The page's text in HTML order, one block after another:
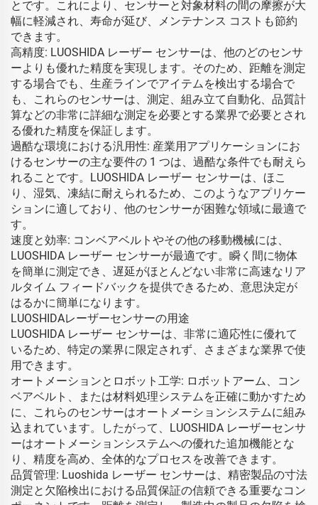
とです。これにより、センサーと対象材料の間の摩擦が大
幅に軽減され、寿命が延び、メンテナンス コストも節約
できます。
高精度: LUOSHIDA レーザー センサーは、他のどのセンサ
ーよりも優れた精度を実現します。そのため、距離を測定
する場合でも、生産ラインでアイテムを検出する場合で
も、これらのセンサーは、測定、組み立て自動化、品質計
算などの非常に詳細な測定を必要とする業界で必要とされ
る優れた精度を保証します。
過酷な環境における汎用性: 産業用アプリケーションにお
けるセンサーの主な要件の 1 つは、過酷な条件でも耐えら
れることです。LUOSHIDA レーザー センサーは、ほこ
り、湿気、凍結に耐えられるため、このようなアプリケー
ションに適しており、他のセンサーが困難な領域に最適で
す。
速度と効率: コンベアベルトやその他の移動機械には、
LUOSHIDA レーザー センサーが最適です。瞬く間に物体
を簡単に測定でき、遅延がほとんどない非常に高速なリア
ルタイム フィードバックを提供できるため、意思決定が
はるかに簡単になります。
LUOSHIDAレーザーセンサーの用途
LUOSHIDA レーザー センサーは、非常に適応性に優れて
いるため、特定の業界に限定されず、さまざまな業界で使
用できます。
オートメーションとロボット工学: ロボットアーム、コン
ベアベルト、または材料処理システムを正確に動かすため
に、これらのセンサーはオートメーションシステムに組み
込まれています。したがって、LUOSHIDA レーザーセンサ
ーはオートメーションシステムへの優れた追加機能とな
り、精度を高め、全体的なプロセスを改善できます。
品質管理: Luoshida レーザー センサーは、精密製品の寸法
測定と欠陥検出における品質保証の信頼できる重要なコン